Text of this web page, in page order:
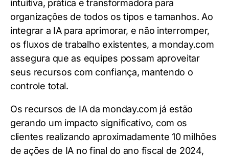
intuitiva, prática e transformadora para
organizações de todos os tipos e tamanhos. Ao
integrar a IA para aprimorar, e não interromper,
os fluxos de trabalho existentes, a monday.com
assegura que as equipes possam aproveitar
seus recursos com confiança, mantendo o
controle total.
Os recursos de IA da monday.com já estão
gerando um impacto significativo, com os
clientes realizando aproximadamente 10 milhões
de ações de IA no final do ano fiscal de 2024,